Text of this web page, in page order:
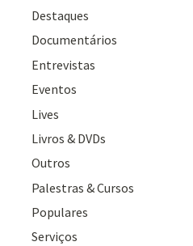
Destaques
Documentários
Entrevistas
Eventos
Lives
Livros & DVDs
Outros
Palestras & Cursos
Populares
Serviços